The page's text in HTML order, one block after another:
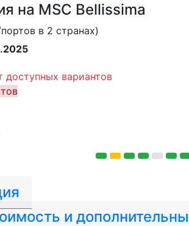
на MSC Bellissima
в 2 странах)
доступных вариантов
и